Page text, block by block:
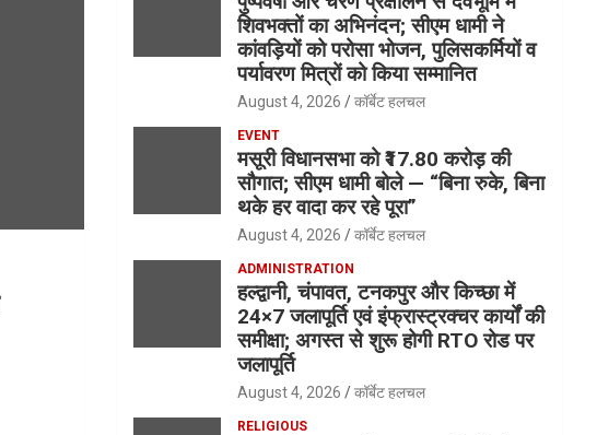
शिवभक्तों का अभिनंदन; सीएम धामी ने
कांवड़ियों को परोसा भोजन, पुलिसकर्मियों व
पर्यावरण मित्रों को किया सम्मानित
August 4, 2026 कॉर्बेट हलचल
EVENT
मसूरी विधानसभा को ₹17.80 करोड़ की
सौगात; सीएम धामी बोले — “बिना रुके, बिना
थके हर वादा कर रहे पूरा”
August 4, 2026 कॉर्बेट हलचल
ADMINISTRATION
हल्द्वानी, चंपावत, टनकपुर और किच्छा में
24×7 जलापूर्ति एवं इंफ्रास्ट्रक्चर कार्यों की
समीक्षा; अगस्त से शुरू होगी RTO रोड पर
जलापूर्ति
August 4, 2026 कॉर्बेट हलचल
RELIGIOUS